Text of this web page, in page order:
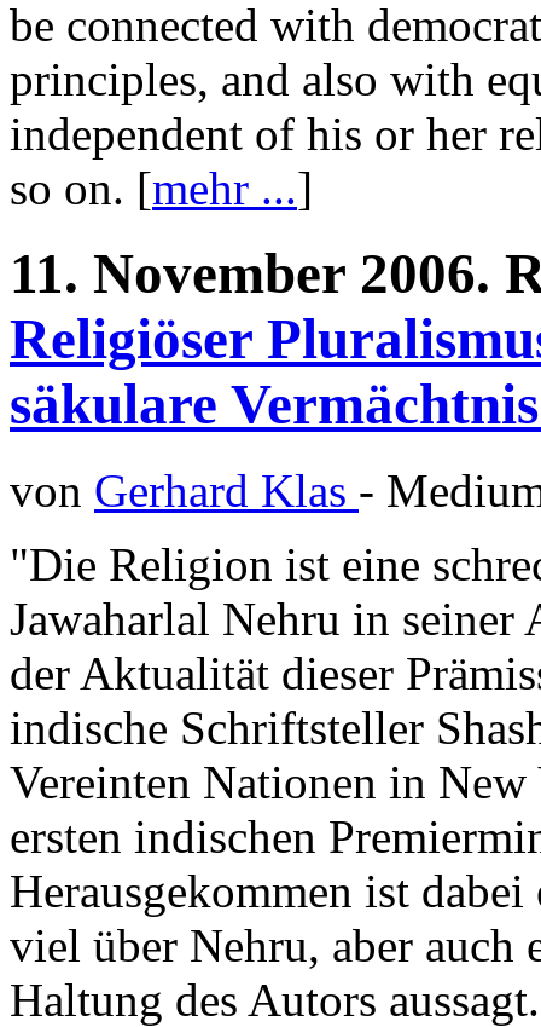
be connected with
principles, and also with
independent of his or her
so on. [mehr ...]
11. November 2006.
Religiöser
säkulare
von Gerhard Klas -
"Die Religion ist eine
Jawaharlal Nehru in
der Aktualität dieser
indische Schriftsteller
Vereinten Nationen in
ersten indischen
Herausgekommen ist
viel über Nehru, aber auch
Haltung des Autors